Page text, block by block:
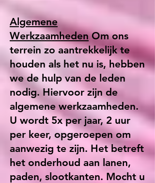
Algemene
Werkzaamheden Om ons
terrein zo aantrekkelijk te
houden als het nu is, hebben
we de hulp van de leden
nodig. Hiervoor zijn de
algemene werkzaamheden.
U wordt 5x per jaar, 2 uur
per keer, opgeroepen om
aanwezig te zijn. Het betreft
het onderhoud aan lanen,
paden, slootkanten. Mocht u